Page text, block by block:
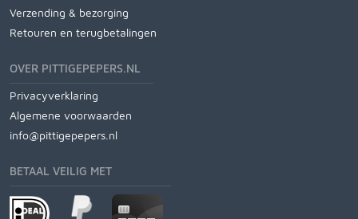
Verzending & bezorging
Retouren en terugbetalingen
OVER PITTIGEPEPERS.NL
Privacyverklaring
Algemene voorwaarden
info@pittigepepers.nl
BETAAL VEILIG MET